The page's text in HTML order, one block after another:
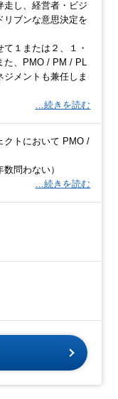
走し、経営者・ビジ
リブンな意思決定を
１または２、１・
た、PMO / PM / PL
メントも兼任しま
…続きを読む
クトにおいて PMO /
問わない）
…続きを読む